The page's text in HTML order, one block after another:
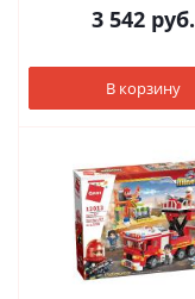
3 542руб.
В корзину